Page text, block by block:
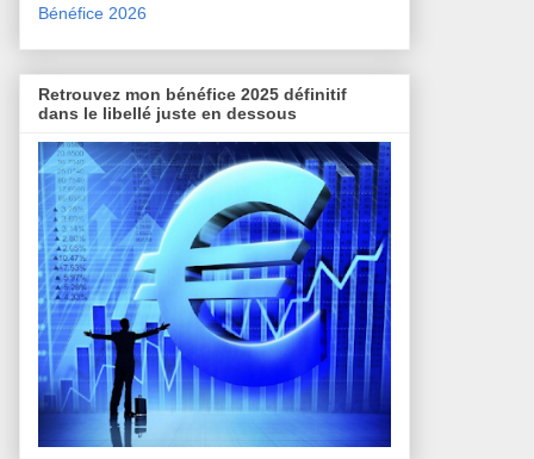
Bénéfice 2026
Retrouvez mon bénéfice 2025 définitif
dans le libellé juste en dessous